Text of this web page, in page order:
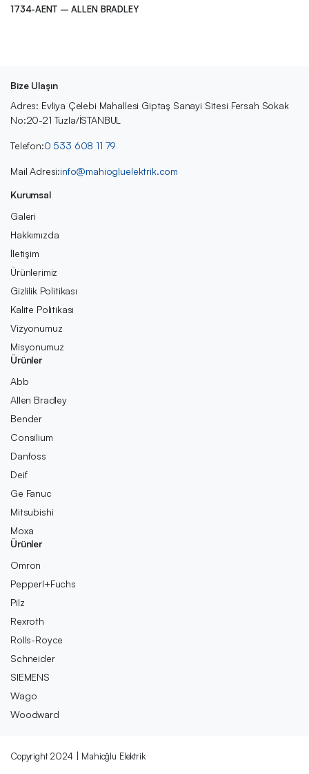
1734-AENT – ALLEN BRADLEY
Bize Ulaşın
Adres: Evliya Çelebi Mahallesi Giptaş Sanayi Sitesi Fersah Sokak
No:20-21 Tuzla/İSTANBUL
Telefon:0 533 608 11 79
Mail Adresi:info@mahiogluelektrik.com
Kurumsal
Galeri
Hakkımızda
İletişim
Ürünlerimiz
Gizlilik Politikası
Kalite Politikası
Vizyonumuz
Misyonumuz
Ürünler
Abb
Allen Bradley
Bender
Consilium
Danfoss
Deif
Ge Fanuc
Mitsubishi
Moxa
Ürünler
Omron
Pepperl+Fuchs
Pilz
Rexroth
Rolls-Royce
Schneider
SIEMENS
Wago
Woodward
Copyright 2024 | Mahioğlu Elektrik